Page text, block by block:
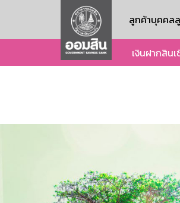
ลูกค้าบุคคล
เงินฝากสิน